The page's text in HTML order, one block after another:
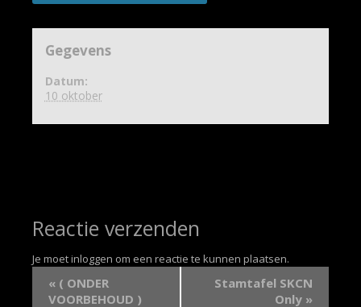
Gegevens
Datum:
10 oktober
Reactie verzenden
Je moetinloggen om een reactie te kunnen plaatsen.
« ( ONDER
VOORBEHOUD )
Stamtafel SKCN
Only »